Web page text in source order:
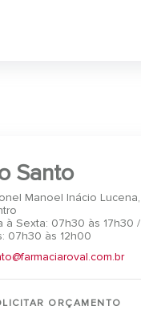
Santo
Manoel Inácio Lucena,
à Sexta: 07h30 às 17h30 /
07h30 às 12h00
ORÇAMENTO